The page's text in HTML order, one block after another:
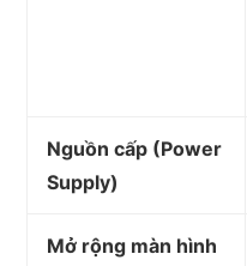
Nguồn cấp (Power
Supply)
Mở rộng màn hình